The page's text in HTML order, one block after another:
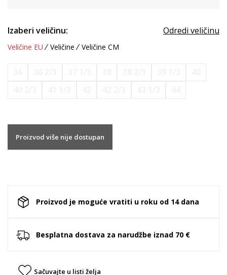
Izaberi veličinu: Odredi veličinu
Veličine EU Veličine Veličine CM
Proizvod više nije dostupan
Proizvod je moguće vratiti u roku od 14 dana
Besplatna dostava za narudžbe iznad 70 €
Sačuvajte u listi želja